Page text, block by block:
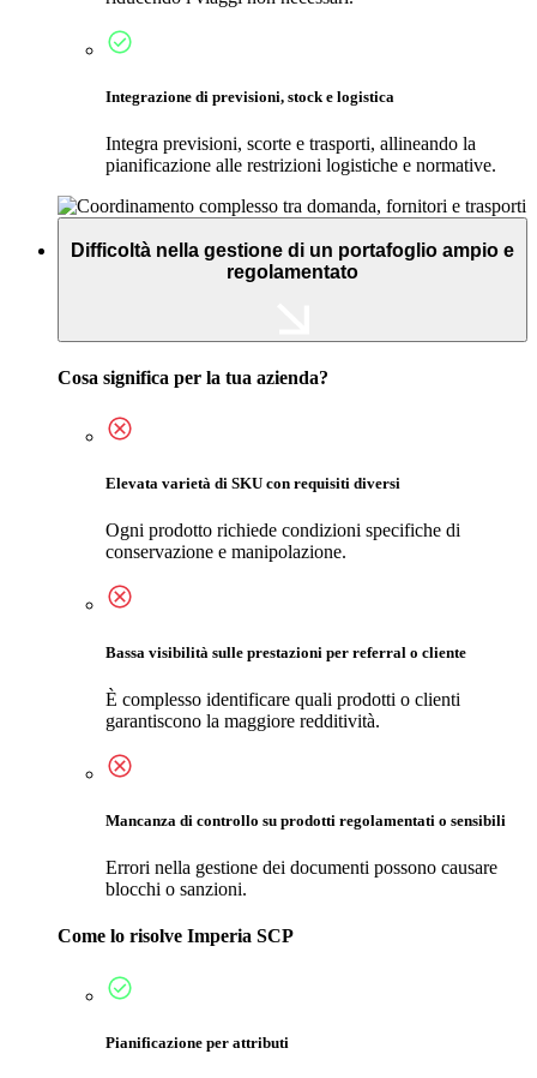
Integrazione di previsioni, stock e logistica
Integra previsioni, scorte e trasporti, allineando la
pianificazione alle restrizioni logistiche e normative.
Difficoltà nella gestione di un portafoglio ampio e
regolamentato
Cosa significa per la tua azienda?
Elevata varietà di SKU con requisiti diversi
Ogni prodotto richiede condizioni specifiche di
conservazione e manipolazione.
Bassa visibilità sulle prestazioni per referral o cliente
È complesso identificare quali prodotti o clienti
garantiscono la maggiore redditività.
Mancanza di controllo su prodotti regolamentati o sensibili
Errori nella gestione dei documenti possono causare
blocchi o sanzioni.
Come lo risolve Imperia SCP
Pianificazione per attributi